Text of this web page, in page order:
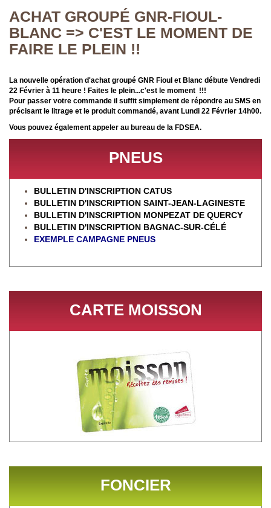
ACHAT GROUPÉ GNR-FIOUL-
BLANC => C'EST LE MOMENT DE
FAIRE LE PLEIN !!
La nouvelle opération d'achat groupé GNR Fioul et Blanc débute Vendredi
22 Février à 11 heure ! Faites le plein...c'est le moment !!!
Pour passer votre commande il suffit simplement de répondre au SMS en
précisant le litrage et le produit commandé, avant Lundi 22 Février 14h00.
Vous pouvez également appeler au bureau de la FDSEA.
PNEUS
BULLETIN D'INSCRIPTION CATUS
BULLETIN D'INSCRIPTION SAINT-JEAN-LAGINESTE
BULLETIN D'INSCRIPTION MONPEZAT DE QUERCY
BULLETIN D'INSCRIPTION BAGNAC-SUR-CÉLÉ
EXEMPLE CAMPAGNE PNEUS
CARTE MOISSON
FONCIER